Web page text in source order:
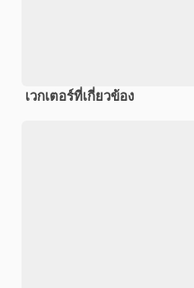
เวกเตอร์ที่เกี่ยวข้อง